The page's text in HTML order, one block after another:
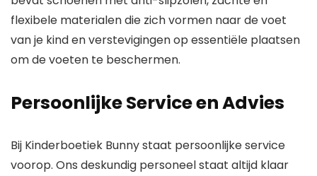
flexibele materialen die zich vormen naar de voet
van je kind en verstevigingen op essentiële plaatsen
om de voeten te beschermen.
PersoonlijkeService en Advies
Bij Kinderboetiek Bunny staat persoonlijke service
voorop. Ons deskundig personeel staat altijd klaar